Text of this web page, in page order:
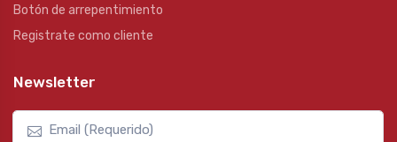
Botón de arrepentimiento
Registrate como cliente
Newsletter